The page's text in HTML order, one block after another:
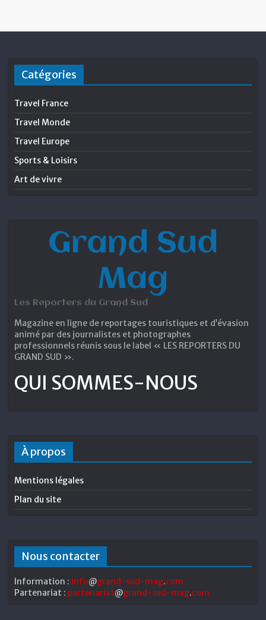
Catégories
Travel France
Travel Monde
Travel Europe
Sports & Loisirs
Art de vivre
Grand Sud
Mag
Les Reporters du Grand Sud
Magazine en ligne de reportages touristiques et d’évasion
animé par des journalistes et photographes
professionnels réunis sous le label « LES REPORTERS DU
GRAND SUD ».
QUI SOMMES-NOUS
À propos
Mentions légales
Plan du site
Nous contacter
Information : info@grand-sud-mag.com
Partenariat : partenariat@grand-sud-mag.com